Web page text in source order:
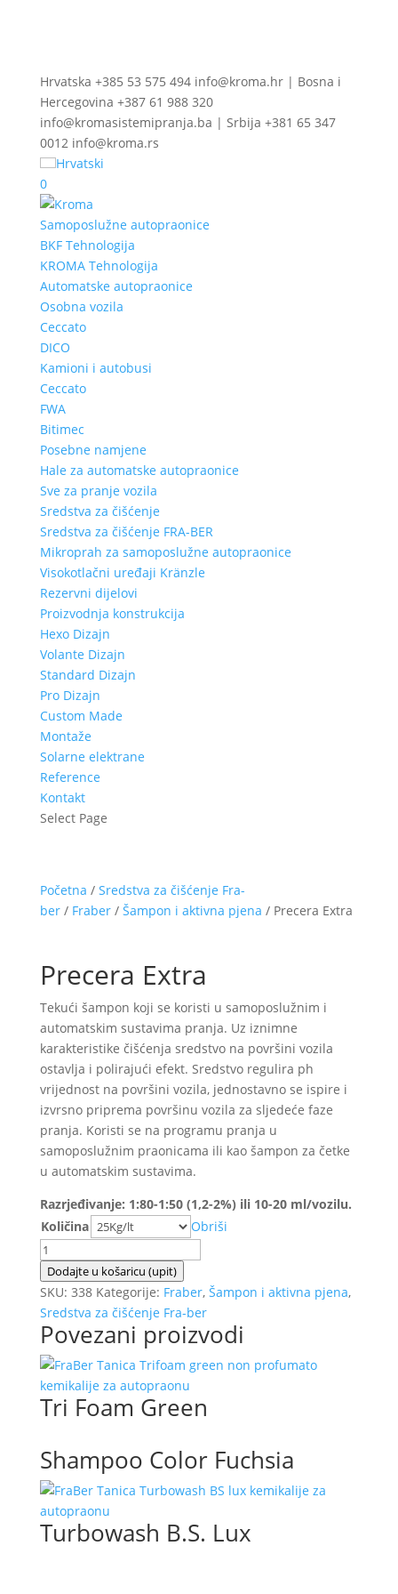
Hrvatska +385 53 575 494 info@kroma.hr | Bosna i
Hercegovina +387 61 988 320
info@kromasistemipranja.ba | Srbija +381 65 347
0012 info@kroma.rs
Hrvatski
0
Samoposlužne autopraonice
BKF Tehnologija
KROMA Tehnologija
Automatske autopraonice
Osobna vozila
Ceccato
DICO
Kamioni i autobusi
Ceccato
FWA
Bitimec
Posebne namjene
Hale za automatske autopraonice
Sve za pranje vozila
Sredstva za čišćenje
Sredstva za čišćenje FRA-BER
Mikroprah za samoposlužne autopraonice
Visokotlačni uređaji Kränzle
Rezervni dijelovi
Proizvodnja konstrukcija
Hexo Dizajn
Volante Dizajn
Standard Dizajn
Pro Dizajn
Custom Made
Montaže
Solarne elektrane
Reference
Kontakt
Select Page
Početna / Sredstva za čišćenje Fra-
ber/ Fraber/ Šampon i aktivna pjena / Precera Extra
Precera Extra
Tekući šampon koji se koristi u samoposlužnim i
automatskim sustavima pranja. Uz iznimne
karakteristike čišćenja sredstvo na površini vozila
ostavlja i polirajući efekt. Sredstvo regulira ph
vrijednost na površini vozila, jednostavno se ispire i
izvrsno priprema površinu vozila za sljedeće faze
pranja. Koristi se na programu pranja u
samoposlužnim praonicama ili kao šampon za četke
u automatskim sustavima.
Razrjeđivanje: 1:80-1:50 (1,2-2%) ili 10-20 ml/vozilu.
Količina
Obriši
Precera
Extra
količina
Dodajte u košaricu (upit)
SKU: 338 Kategorije: Fraber, Šampon i aktivna pjena,
Sredstva za čišćenje Fra-ber
Povezani proizvodi
Tri Foam Green
Shampoo Color Fuchsia
Turbowash B.S. Lux